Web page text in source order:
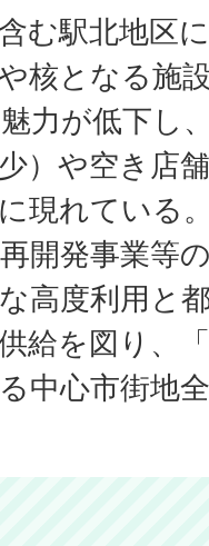
む駅北地区
核となる施
力が低下し
）や空き店
現れている
開発事業等
高度利用と
給を図り、
中心市街地